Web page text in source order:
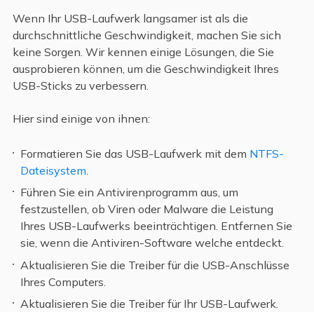
Wenn Ihr USB-Laufwerk langsamer ist als die
durchschnittliche Geschwindigkeit, machen Sie sich
keine Sorgen. Wir kennen einige Lösungen, die Sie
ausprobieren können, um die Geschwindigkeit Ihres
USB-Sticks zu verbessern.
Hier sind einige von ihnen:
Formatieren Sie das USB-Laufwerk mit dem NTFS-
Dateisystem
Führen Sie ein Antivirenprogramm aus, um
festzustellen, ob Viren oder Malware die Leistung
Ihres USB-Laufwerks beeinträchtigen. Entfernen Sie
sie, wenn die Antiviren-Software welche entdeckt.
Aktualisieren Sie die Treiber für die USB-Anschlüsse
Ihres Computers.
Aktualisieren Sie die Treiber für Ihr USB-Laufwerk.